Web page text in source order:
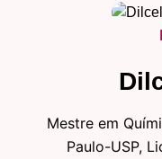
Mestre em
Paulo-USP,